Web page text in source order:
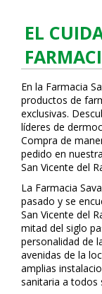
EL
En la Farmacia
productos de
exclusivas.
líderes de
Compra de
pedido en
San Vicente del
La Farmacia
pasado y se
San Vicente del
mitad del siglo
personalidad de
avenidas de la
amplias
sanitaria a todos